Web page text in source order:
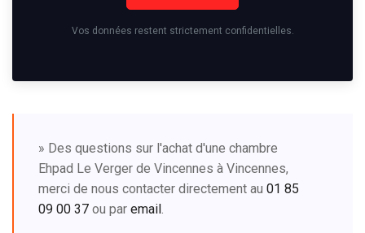
Vos données restent strictement confidentielles.
» Des questions sur l'achat d'une chambre
Ehpad Le Verger de Vincennes à Vincennes,
merci de nous contacter directement au 01 85
09 00 37 ou par email.